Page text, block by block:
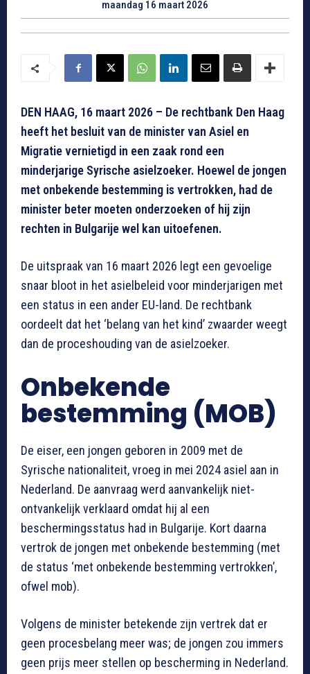
maandag 16 maart 2026
DEN HAAG, 16 maart 2026 – De rechtbank Den Haag
heeft het besluit van de minister van Asiel en
Migratie vernietigd in een zaak rond een
minderjarige Syrische asielzoeker. Hoewel de jongen
met onbekende bestemming is vertrokken, had de
minister beter moeten onderzoeken of hij zijn
rechten in Bulgarije wel kan uitoefenen.
De uitspraak van 16 maart 2026 legt een gevoelige
snaar bloot in het asielbeleid voor minderjarigen met
een status in een ander EU-land. De rechtbank
oordeelt dat het ‘belang van het kind’ zwaarder weegt
dan de proceshouding van de asielzoeker.
Onbekende
bestemming (MOB)
De eiser, een jongen geboren in 2009 met de
Syrische nationaliteit, vroeg in mei 2024 asiel aan in
Nederland. De aanvraag werd aanvankelijk niet-
ontvankelijk verklaard omdat hij al een
beschermingsstatus had in Bulgarije. Kort daarna
vertrok de jongen met onbekende bestemming (met
de status ‘met onbekende bestemming vertrokken’,
ofwel mob).
Volgens de minister betekende zijn vertrek dat er
geen procesbelang meer was; de jongen zou immers
geen prijs meer stellen op bescherming in Nederland.